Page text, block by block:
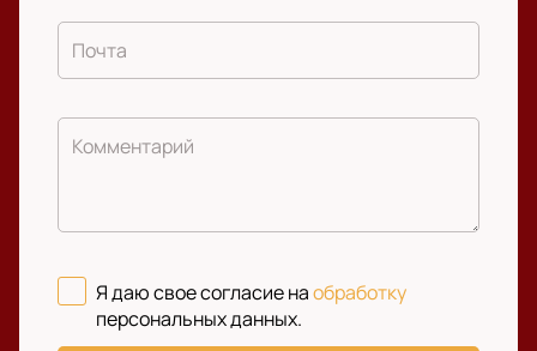
Почта
Комментарий
Я даю свое согласие наобработку
персональных данных.